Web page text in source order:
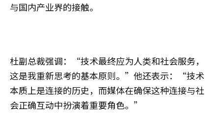
与国内产业界的接触。
杜副总裁强调：“技术最终应为人类和社会服务，
这是我重新思考的基本原则。”他还表示：“技术
本质上是连接的历史，而媒体在确保这种连接与社
会正确互动中扮演着重要角色。”